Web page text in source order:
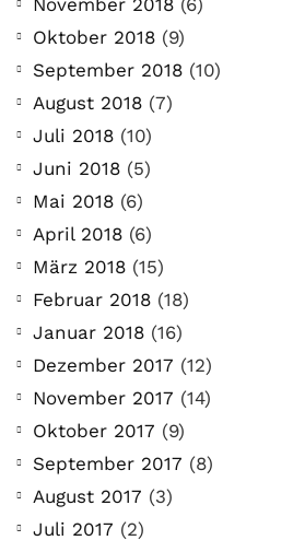
November 2018 (6)
Oktober 2018 (9)
September 2018 (10)
August 2018 (7)
Juli 2018 (10)
Juni 2018 (5)
Mai 2018 (6)
April 2018 (6)
März 2018 (15)
Februar 2018 (18)
Januar 2018 (16)
Dezember 2017 (12)
November 2017 (14)
Oktober 2017 (9)
September 2017 (8)
August 2017 (3)
Juli 2017 (2)